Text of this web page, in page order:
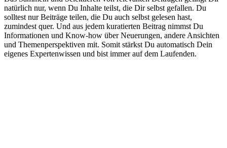
natürlich nur, wenn Du Inhalte teilst, die Dir selbst gefallen. Du
solltest nur Beiträge teilen, die Du auch selbst gelesen hast,
zumindest quer. Und aus jedem kuratierten Beitrag nimmst Du
Informationen und Know-how über Neuerungen, andere Ansichten
und Themenperspektiven mit. Somit stärkst Du automatisch Dein
eigenes Expertenwissen und bist immer auf dem Laufenden.